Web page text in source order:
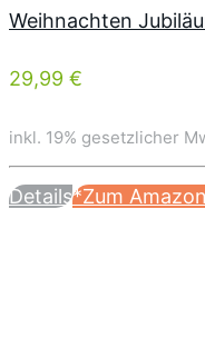
Weihnachten
29,99 €
inkl. 19% gesetzlicher
Details*Zum